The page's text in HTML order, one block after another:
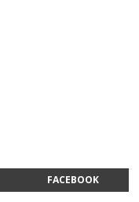
FACEBOOK